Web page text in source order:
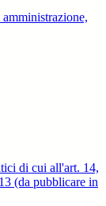
di cui all'art. 14,
(da pubblicare in